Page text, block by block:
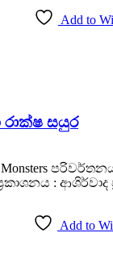
Add to
සයුර
of Monsters
ප්‍රකාශනය :
Add to